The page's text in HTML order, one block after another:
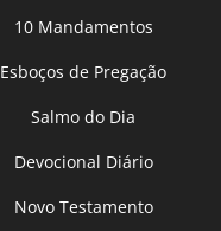
10 Mandamentos
Esboços de Pregação
Salmo do Dia
Devocional Diário
Novo Testamento